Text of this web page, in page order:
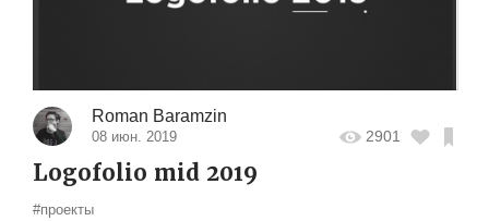
Roman Baramzin
08 июн. 2019 2901
Logofolio mid 2019
#проекты